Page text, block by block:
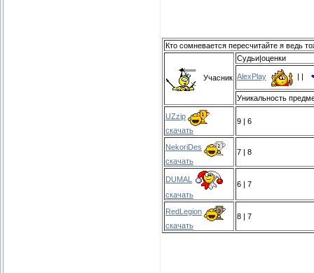
Кто сомневается пересчитайте я ведь
Учасник
Судьи|оценки
AlexPlay
Уникальность
UZzip
скачать
9 | 6
NekoriDes
скачать
7 | 8
DUMAL
скачать
6 | 7
RedLegion
скачать
8 | 7